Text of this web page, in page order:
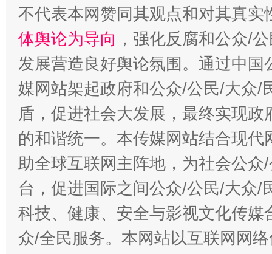
不代表本网赞同其观点和对其真实
体舆论为导向 ，强化反腐和公众/
发展营造良好舆论氛围。通过中
媒网站架起政府和公众/公民/大众/
盾，促进社会大发展，最终实现
的和谐统一。本传媒网站结合现
助全球互联网主阵地，为社会公
台，促进国际之间公众/公民/大众/
科技、健康、安全与影视文化传
众/全民服务。本网站以互联网网